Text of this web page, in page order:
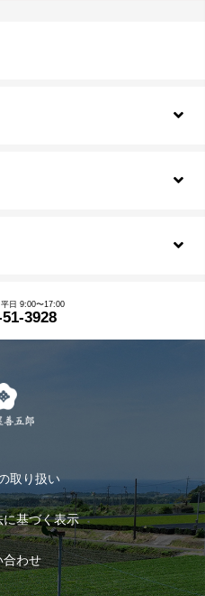
日 9:00〜17:00
3928
取り扱い
基づく表示
合わせ